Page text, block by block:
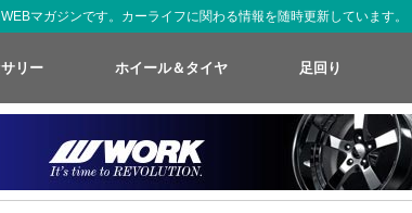
マガジンです。カーライフに関わる情報を随時更新しています。
リー ホイール＆タイヤ 足回り